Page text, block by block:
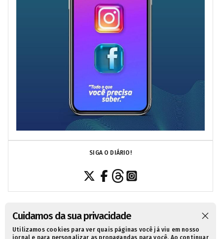
Cuidamos da sua privacidade
Utilizamos cookies para ver quais páginas você já viu em nosso
jornal e para personalizar as propagandas para você. Ao continuar
SIGA O DIÁRIO!
SOBRE NÓSCONTATOPOLÍTICA DE PRIVACIDADE